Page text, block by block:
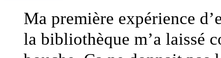
Ma première expérience
la bibliothèque m’a laissé